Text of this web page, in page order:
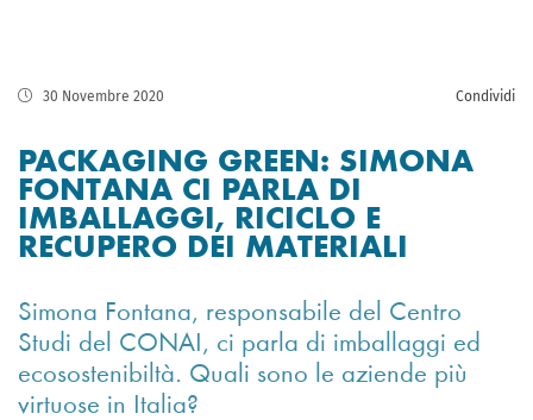
30 Novembre 2020 Condividi
PACKAGING GREEN: SIMONA
FONTANA CI PARLA DI
IMBALLAGGI, RICICLO E
RECUPERO DEI MATERIALI
Simona Fontana, responsabile del Centro
Studi del CONAI, ci parla di imballaggi ed
ecosostenibiltà. Quali sono le aziende più
virtuose in Italia?